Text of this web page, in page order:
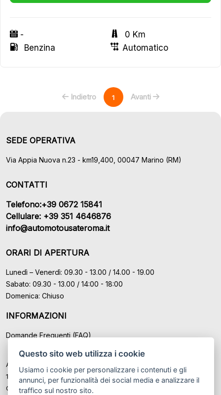
Questo sito web utilizza i cookie
Usiamo i cookie per personalizzare i contenuti e gli
annunci, per funzionalità dei social media e analizzare il
traffico sul nostro sito.
-
0 Km
Benzina
Automatico
Indietro 1 Avanti
SEDE OPERATIVA
Via Appia Nuova n.23 - km19,400, 00047 Marino (RM)
CONTATTI
Telefono:+39 0672 15841
Cellulare: +39 351 4646876
info@automotousateroma.it
ORARI DI APERTURA
Lunedì – Venerdì: 09.30 - 13.00 / 14.00 - 19.00
Sabato: 09.30 - 13.00 / 14:00 - 18:00
Domenica: Chiuso
INFORMAZIONI
Domande Frequenti (FAQ)
Auto Moto Usate Roma Srl sede di Marino - Roma, P.IVA: IT
12489131008
Cod. Fisc. ed Iscr. al Registro Imprese di Roma n° 12489131008